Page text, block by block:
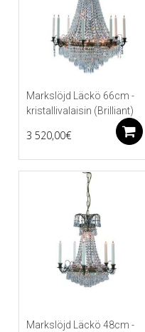
Markslöjd Läckö 66cm -
kristallivalaisin (Brilliant)
3 520,00€
Markslöjd Läckö 48cm -